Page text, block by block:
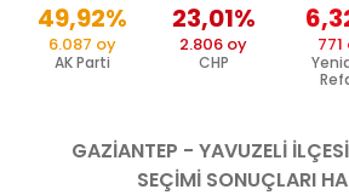
AK Parti
49,92%
6.087 oy
CHP
23,01%
2.806 oy
GAZIANTEP - YAVUZELİ
SEÇİMİ SONUÇLARI